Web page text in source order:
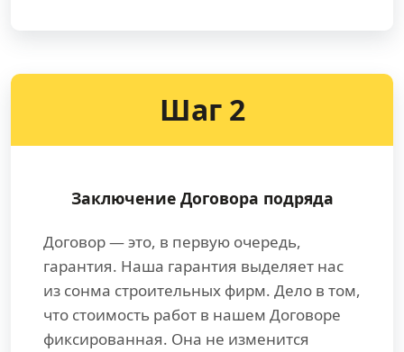
Шаг 2
Заключение Договора подряда
Договор — это, в первую очередь,
гарантия. Наша гарантия выделяет нас
из сонма строительных фирм. Дело в том,
что стоимость работ в нашем Договоре
фиксированная. Она не изменится